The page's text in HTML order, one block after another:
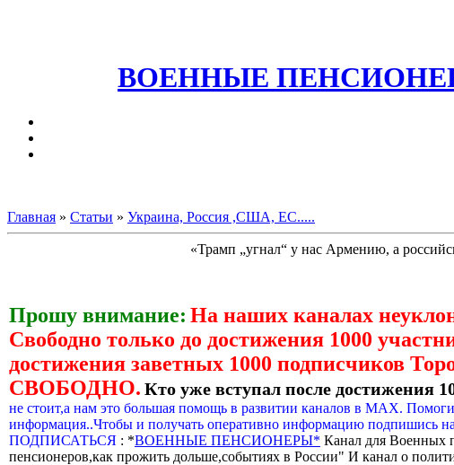
ВОЕННЫЕ
Главная » Статьи » Украина, Россия ,США, ЕС.....
«Трамп „угнал“ у нас Армению, а
Прошу внимание: На наших каналах
Свободно только до достижения 1000
достижения заветных 1000 подписчиков
СВОБОДНО. Кто уже вступал после достижения
не стоит,а нам это большая помощь в развитии каналов в МАХ.
информация..Чтобы и получать оперативно информацию подпишись
ПОДПИСАТЬСЯ : *ВОЕННЫЕ ПЕНСИОНЕРЫ* Канал для Военных
пенсионеров,как прожить дольше,событиях в России" И канал о